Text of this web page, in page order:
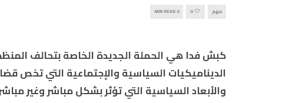
مهم 0
0 MIN READ
كبش فدا هي الحملة الجديدة الخاصة بتحالف
الديناميكيات السياسية والإجتماعية التي تخص
والأبعاد السياسية التي تؤثر بشكل مباشر وغير